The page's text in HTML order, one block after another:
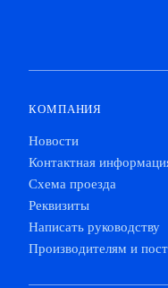
КОМПАНИЯ
Новости
Контактная
Схема проезда
Реквизиты
Написать руководству
Производителям и